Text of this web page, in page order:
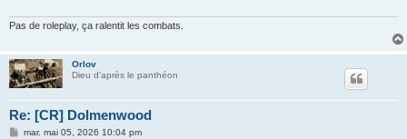
Pas de roleplay, ça ralentit les combats.
Orlov
Dieu d'après le panthéon
Re: [CR] Dolmenwood
Mmar. mai 05, 2026 10:04 pm